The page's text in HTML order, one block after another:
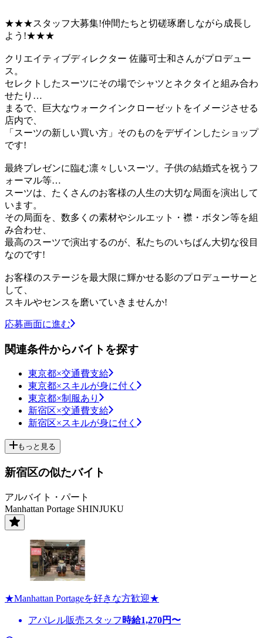
★★★スタッフ大募集!仲間たちと切磋琢磨しながら成長し
よう!★★★
クリエイティブディレクター 佐藤可士和さんがプロデュー
ス。
セレクトしたスーツにその場でシャツとネクタイと組み合わ
せたり…
まるで、巨大なウォークインクローゼットをイメージさせる
店内で、
「スーツの新しい買い方」そのものをデザインしたショップ
です!
最終プレゼンに臨む凛々しいスーツ。子供の結婚式を祝うフ
ォーマル等…
スーツは、たくさんのお客様の人生の大切な局面を演出して
います。
その局面を、数多くの素材やシルエット・襟・ボタン等を組
み合わせ、
最高のスーツで演出するのが、私たちのいちばん大切な役目
なのです!
お客様のステージを最大限に輝かせる影のプロデューサーと
して、
スキルやセンスを磨いていきませんか!
応募画面に進む
関連条件からバイトを探す
東京都×交通費支給
東京都×スキルが身に付く
東京都×制服あり
新宿区×交通費支給
新宿区×スキルが身に付く
もっと見る
新宿区の似たバイト
アルバイト・パート
Manhattan Portage SHINJUKU
★Manhattan Portageを好きな方歓迎★
アパレル販売スタッフ 時給1,270円〜